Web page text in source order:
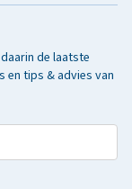
de laatste
en tips & advies van